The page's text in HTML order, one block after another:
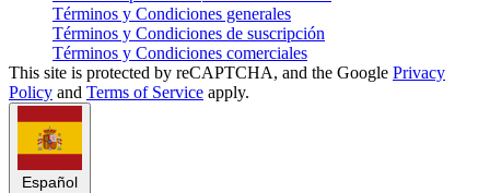
Términos y Condiciones generales
Términos y Condiciones de suscripción
Términos y Condiciones comerciales
This site is protected by reCAPTCHA, and the Google Privacy
Policy and Terms of Service apply.
Español